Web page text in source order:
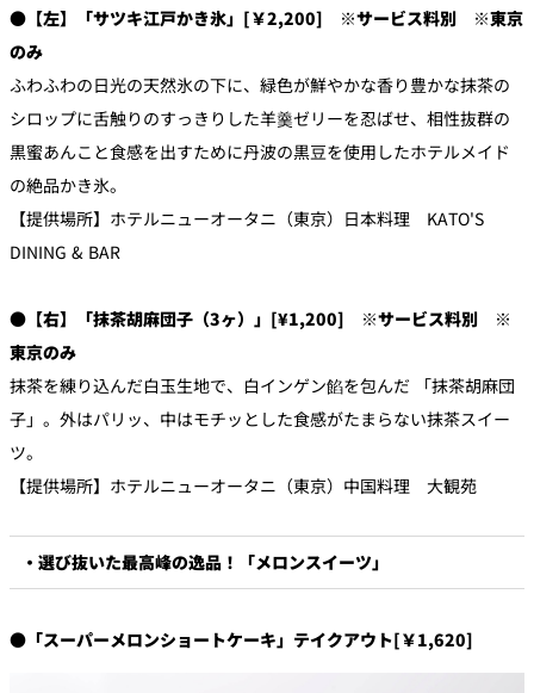
●【左】「サツキ江戸かき氷」[￥2,200] ※サービス料別 ※東京
のみ
ふわふわの日光の天然氷の下に、緑色が鮮やかな香り豊かな抹茶の
シロップに舌触りのすっきりした羊羹ゼリーを忍ばせ、相性抜群の
黒蜜あんこと食感を出すために丹波の黒豆を使用したホテルメイド
の絶品かき氷。
【提供場所】ホテルニューオータニ（東京）日本料理 KATO'S
DINING & BAR
●【右】「抹茶胡麻団子（3ヶ）」[¥1,200] ※サービス料別 ※
東京のみ
抹茶を練り込んだ白玉生地で、白インゲン餡を包んだ 「抹茶胡麻団
子」。外はパリッ、中はモチッとした食感がたまらない抹茶スイー
ツ。
【提供場所】ホテルニューオータニ（東京）中国料理 大観苑
・選び抜いた最高峰の逸品！「メロンスイーツ」
●「スーパーメロンショートケーキ」テイクアウト[￥1,620]